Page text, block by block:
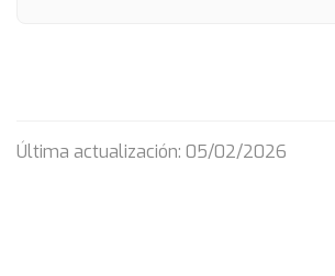
Última actualización: 05/02/2026